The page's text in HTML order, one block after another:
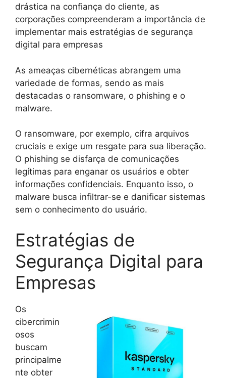
drástica na confiança do cliente, as
corporações compreenderam a importância de
implementar mais estratégias de segurança
digital para empresas
As ameaças cibernéticas abrangem uma
variedade de formas, sendo as mais
destacadas o ransomware, o phishing e o
malware.
O ransomware, por exemplo, cifra arquivos
cruciais e exige um resgate para sua liberação.
O phishing se disfarça de comunicações
legítimas para enganar os usuários e obter
informações confidenciais. Enquanto isso, o
malware busca infiltrar-se e danificar sistemas
sem o conhecimento do usuário.
Estratégias de
Segurança Digital para
Empresas
Os
cibercrimin
osos
buscam
principalme
nte obter